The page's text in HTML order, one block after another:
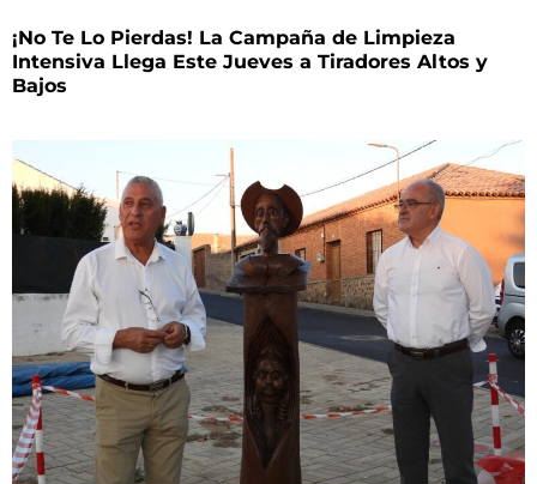
¡No Te Lo Pierdas! La Campaña de Limpieza
Intensiva Llega Este Jueves a Tiradores Altos y
Bajos